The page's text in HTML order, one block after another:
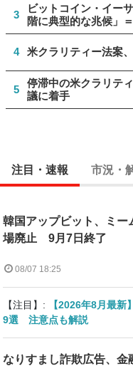
3
ビットコイン・イー
階に典型的な兆候」
4 米クラリティー法案
5
停滞中の米クラリテ
議に着手
注目・速報 市況・
韓国アップビット、ミー
場廃止 9月7日終了
08/07 18:25
【注目】:
【2026年8月最
9選 注意点も解説
なりすまし詐欺広告、金